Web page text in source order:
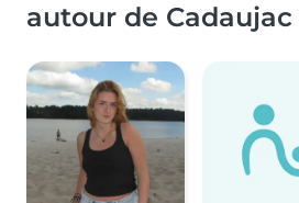
autour de Cadaujac